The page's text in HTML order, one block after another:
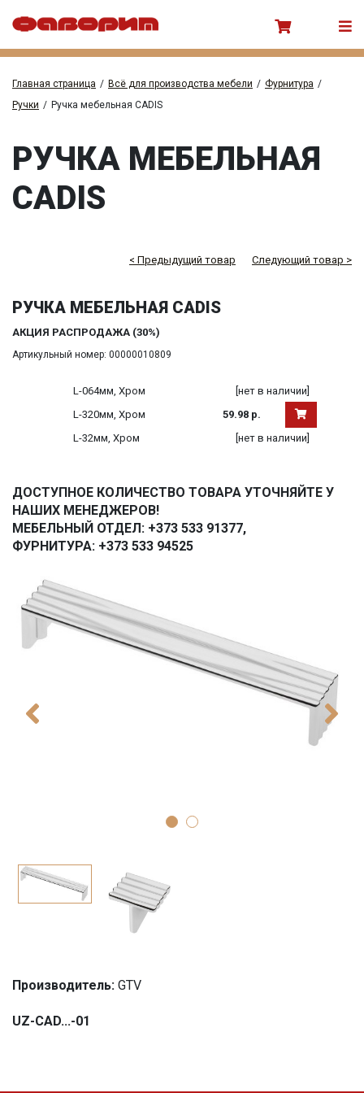
Главная страница / Всё для производства мебели / Фурнитура /
Ручки / Ручка мебельная CADIS
РУЧКА МЕБЕЛЬНАЯ
CADIS
< Предыдущий товар Следующий товар >
Производитель: GTV
UZ-CAD...-01
РУЧКА МЕБЕЛЬНАЯ CADIS
АКЦИЯ РАСПРОДАЖА (30%)
Артикульный номер: 00000010809
L-064мм, Хром
[нет в наличии]
L-320мм, Хром
59.98 р.
L-32мм, Хром
[нет в наличии]
ДОСТУПНОЕ КОЛИЧЕСТВО ТОВАРА УТОЧНЯЙТЕ У
НАШИХ МЕНЕДЖЕРОВ!
МЕБЕЛЬНЫЙ ОТДЕЛ: +373 533 91377,
ФУРНИТУРА: +373 533 94525